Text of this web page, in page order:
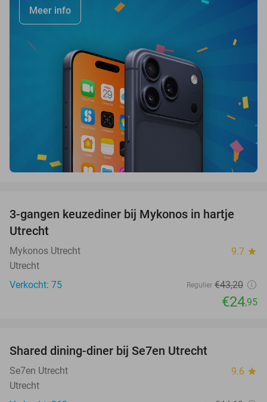
Meer info
42%
3-gangen keuzediner bij Mykonos in hartje
Utrecht
Mykonos Utrecht 9.7 star
Utrecht
Verkocht: 75
Regulier €43,20
€24,95
Shared dining-diner bij Se7en Utrecht
Se7en Utrecht 9.6 star
Utrecht